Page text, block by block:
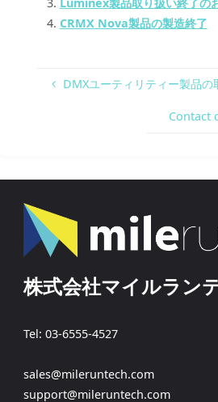
CRMX Nova製品の製造終了
DMXユーティリティー製品の
Contact
株式会社マイルラン
Tel: 03-6555-4527
sales@mileruntech.com
support@mileruntech.com